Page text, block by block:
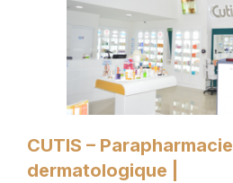
CUTIS – Parapharmacie
dermatologique |